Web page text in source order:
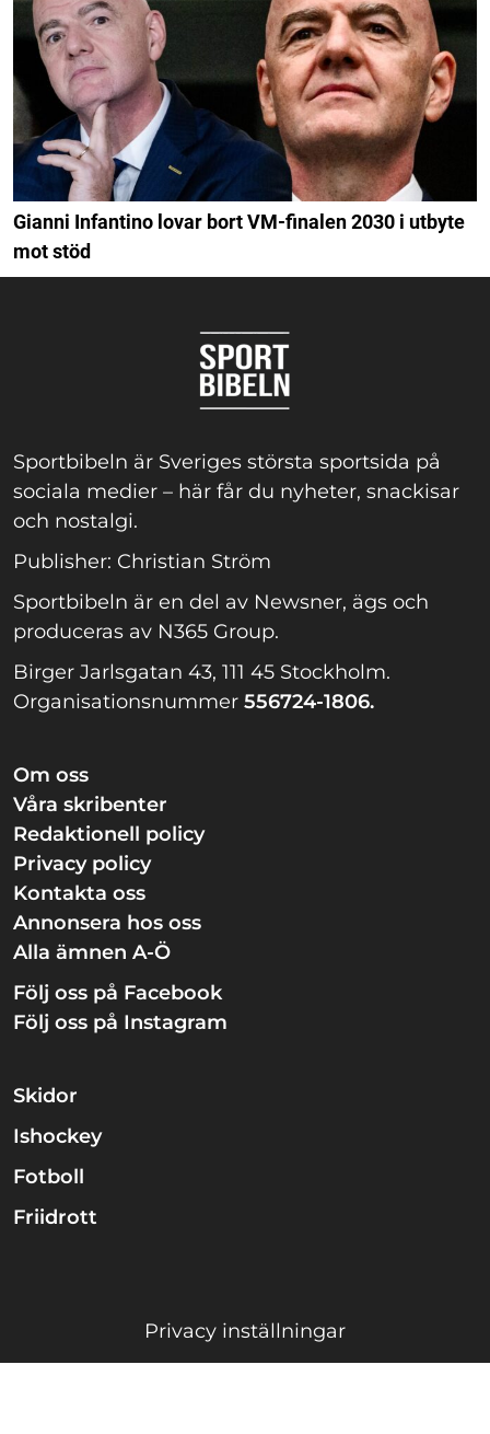
Gianni Infantino lovar bort VM-finalen 2030 i utbyte
mot stöd
Sportbibeln är Sveriges största sportsida på
sociala medier – här får du nyheter, snackisar
och nostalgi.
Publisher: Christian Ström
Sportbibeln är en del av Newsner, ägs och
produceras av N365 Group.
Birger Jarlsgatan 43, 111 45 Stockholm.
Organisationsnummer 556724-1806.
Om oss
Våra skribenter
Redaktionell policy
Privacy policy
Kontakta oss
Annonsera hos oss
Alla ämnen A-Ö
Följ oss på Facebook
Följ oss på Instagram
Skidor
Ishockey
Fotboll
Friidrott
Privacy inställningar